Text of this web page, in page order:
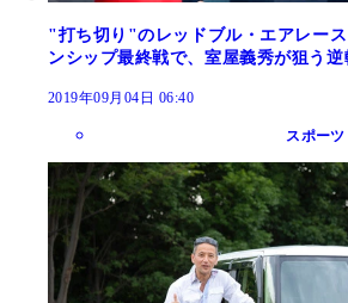
"打ち切り"のレッドブル・エアレー
ンシップ最終戦で、室屋義秀が狙う
2019年09月04日 06:40
スポーツ